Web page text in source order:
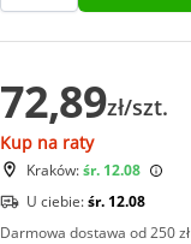
72,89zł/szt.
Kup na raty
Kraków:śr. 12.08
U ciebie:śr. 12.08
Darmowa dostawa od 250 zł